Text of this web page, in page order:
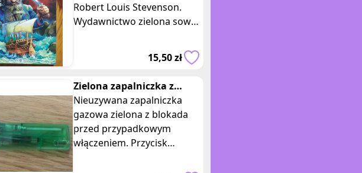
Robert Louis Stevenson.
Wydawnictwo zielona sowa.
Egzemplarz jest w bard
15,50 zł
Zielona zapalniczka z
przyciskiem i blokada
Nieuzywana zapalniczka
gazowa zielona z blokada
przed przypadkowym
włączeniem. Przycisk